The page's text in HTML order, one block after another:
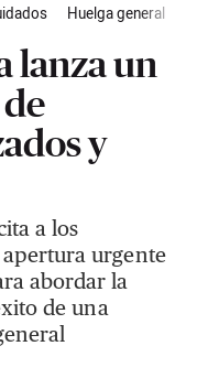
Huelga general
lanza un
y
a los
urgente
abordar la
de una